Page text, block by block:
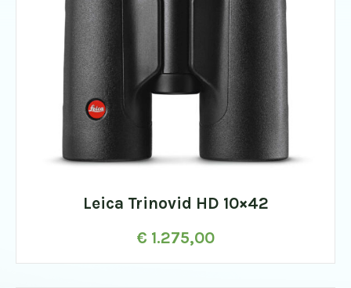
Leica Trinovid HD 10×42
€ 1.275,00